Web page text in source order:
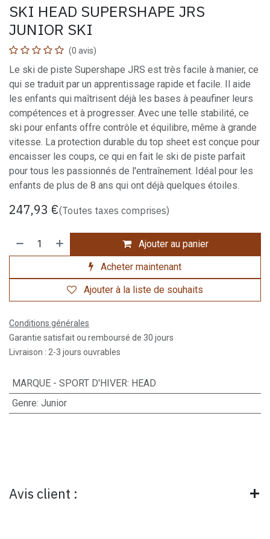
SKI HEAD SUPERSHAPE JRS
JUNIOR SKI
(0 avis)
Le ski de piste Supershape JRS est très facile à manier, ce
qui se traduit par un apprentissage rapide et facile. Il aide
les enfants qui maîtrisent déjà les bases à peaufiner leurs
compétences et à progresser. Avec une telle stabilité, ce
ski pour enfants offre contrôle et équilibre, même à grande
vitesse. La protection durable du top sheet est conçue pour
encaisser les coups, ce qui en fait le ski de piste parfait
pour tous les passionnés de l'entraînement. Idéal pour les
enfants de plus de 8 ans qui ont déjà quelques étoiles.
247,93 €(Toutes taxes comprises)
Ajouter au panier
Acheter maintenant
Ajouter à la liste de souhaits
Conditions générales
Garantie satisfait ou remboursé de 30 jours
Livraison : 2-3 jours ouvrables
MARQUE - SPORT D'HIVER: HEAD
Genre: Junior
Avis client :